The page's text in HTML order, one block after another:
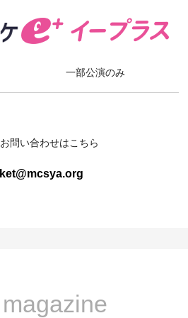
一部公演のみ
問い合わせはこちら